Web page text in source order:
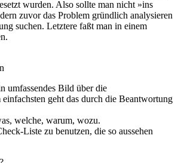
wurden. Also sollte man nicht »ins
zuvor das Problem gründlich analysieren
suchen. Letztere faßt man in einem
umfassendes Bild über die
geht das durch die Beantwortung
welche, warum, wozu.
Liste zu benutzen, die so aussehen